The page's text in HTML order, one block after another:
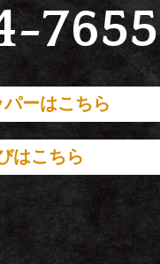
7655
ーはこちら
はこちら